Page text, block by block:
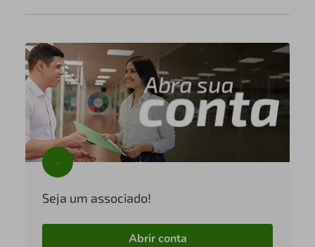
Seja um associado!
Abrir conta